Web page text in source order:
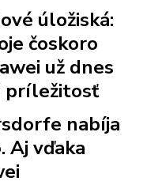
úložiská:
čoskoro
už dnes
príležitosť
nabíja
vďaka